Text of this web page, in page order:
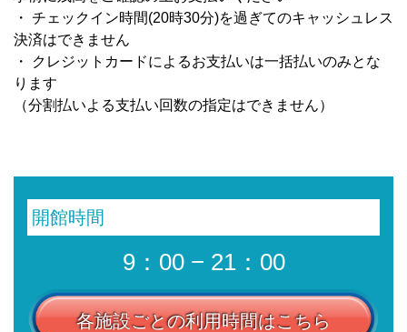
・ チェックイン時間(20時30分)を過ぎてのキャッシュレス
決済はできません
・ クレジットカードによるお支払いは一括払いのみとな
ります
（分割払いよる支払い回数の指定はできません）
開館時間
9：00 − 21：00
各施設ごとの利用時間はこちら